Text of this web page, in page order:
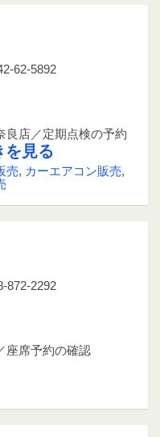
62-5892
良店／定期点検の予約
を見る
売, カーエアコン販売,
872-2292
座席予約の確認